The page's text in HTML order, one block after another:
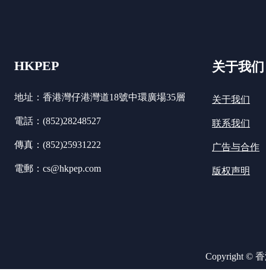
HKPEP
地址：香港灣仔港灣道18號中環廣場35層
電話：(852)28248527
傳真：(852)25931222
電郵：cs@hkpep.com
关于我们
关于我们
联系我们
广告与合作
版权声明
Copyright © 香